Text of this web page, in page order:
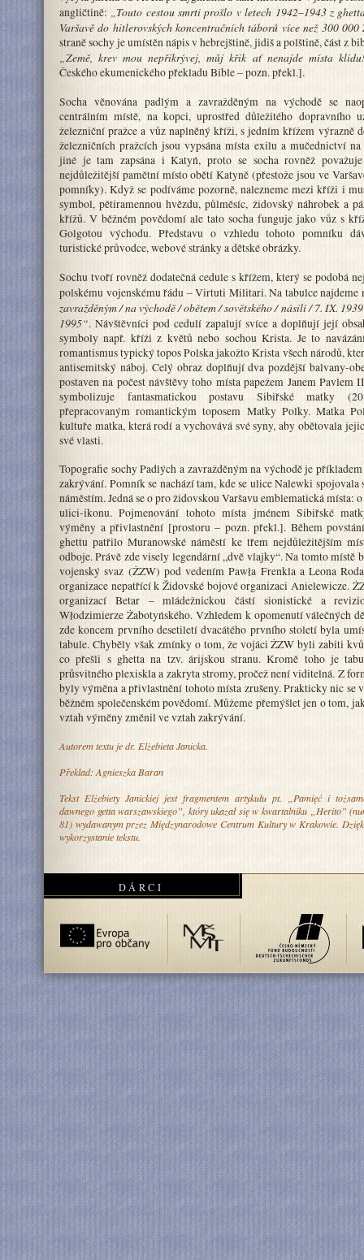
angličtině: „Touto cestou smrti prošlo v letech 1942–1943 z
Varšavě do hitlerovských koncentračních táborů více než 300 000
straně sochy je umístěn nápis v hebrejštině, jidiš a polštině, část z
„Země, krev mou nepřikrývej, můj křik ať nenajde místa
Českého ekumenického překladu Bible – pozn. překl.].
Socha věnována padlým a zavražděným na východě se
centrálním místě, na kopci, uprostřed důležitého dopravního
železniční pražce a vůz naplněný kříži, s jedním křížem výrazně
železničních pražcích jsou vypsána místa exilu a mučednictví
jiné je tam zapsána i Katyń, proto se socha rovněž
nejdůležitější pamětní místo obětí Katyně (přestože jsou ve
pomníky). Když se podíváme pozorně, nalezneme mezi kříži i
symbol, pětiramennou hvězdu, půlměsíc, židovský náhrobek a
křížů. V běžném povědomí ale tato socha funguje jako vůz s
Golgotou východu. Představu o vzhledu tohoto pomníku
turistické průvodce, webové stránky a dětské obrázky.
Sochu tvoří rovněž dodatečná cedule s křížem, který se podobá
polskému vojenskému řádu – Virtuti Militari. Na tabulce najdeme
zavražděným / na východě / obětem / sovětského / násilí / 7. IX.
1995“. Návštěvníci pod cedulí zapalují svíce a doplňují její
symboly např. kříži z květů nebo sochou Krista. Je to
romantismus typický topos Polska jakožto Krista všech národů,
antisemitský náboj. Celý obraz doplňují dva pozdější balvany-
postaven na počest návštěvy toho místa papežem Janem Pavlem
symbolizuje fantasmatickou postavu Sibiřské matky
přepracovaným romantickým toposem Matky Polky. Matka
kultuře matka, která rodí a vychovává své syny, aby obětovala
své vlasti.
Topografie sochy Padlých a zavražděným na východě je
zakrývání. Pomník se nachází tam, kde se ulice Nalewki
náměstím. Jedná se o pro židovskou Varšavu emblematická místa:
ulici-ikonu. Pojmenování tohoto místa jménem Sibiřské
výměny a přivlastnění [prostoru – pozn. překl.]. Během
ghettu patřilo Muranowské náměstí ke třem nejdůležitějším
odboje. Právě zde visely legendární „dvě vlajky“. Na tomto místě
vojenský svaz (ŻZW) pod vedením Pawła Frenkla a Leona
organizace nepatřící k Židovské bojové organizaci Anielewicze.
organizací Betar – mládežnickou částí sionistické a
Włodzimierze Żabotyńského. Vzhledem k opomenutí válečných
zde koncem prvního desetiletí dvacátého prvního století byla
tabule. Chyběly však zmínky o tom, že vojáci ŻZW byli zabiti
co přešli s ghetta na tzv. árijskou stranu. Kromě toho je
průsvitného plexiskla a zakryta stromy, pročež není viditelná. Z
byly výměna a přivlastnění tohoto místa zrušeny. Prakticky nic se
běžném společenském povědomí. Můžeme přemýšlet jen o tom,
vztah výměny změnil ve vztah zakrývání.
Autorem textu je dr. Elżebieta Janicka.
Překlad: Agnieszka Baran
Tekst Elżebiety Janickiej jest fragmentem artykułu pt. „Pamięć i
dawnego getta warszawskiego”, który ukazał się w kwartalniku
„Herito”
81) wydawanym przezMiędzynarodowe Centrum Kultury w Krakowie.
wykorzystanie tekstu.
DÁRCI